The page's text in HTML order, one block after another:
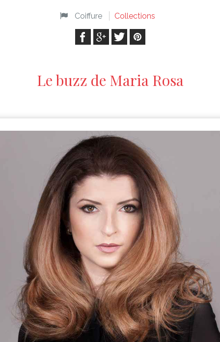
Coiffure Collections
Le buzz de Maria Rosa